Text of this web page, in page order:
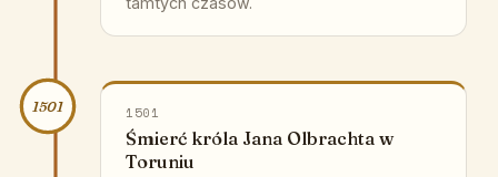
1501 1501
Śmierć króla Jana Olbrachta w
Toruniu